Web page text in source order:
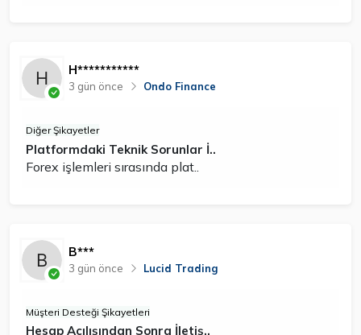
H***********
3 gün önce Ondo Finance
Diğer Şikayetler
Platformdaki Teknik Sorunlar İ..
Forex işlemleri sırasında plat..
B***
3 gün önce Lucid Trading
Müşteri Desteği Şikayetleri
Hesap Açılışından Sonra İletiş..